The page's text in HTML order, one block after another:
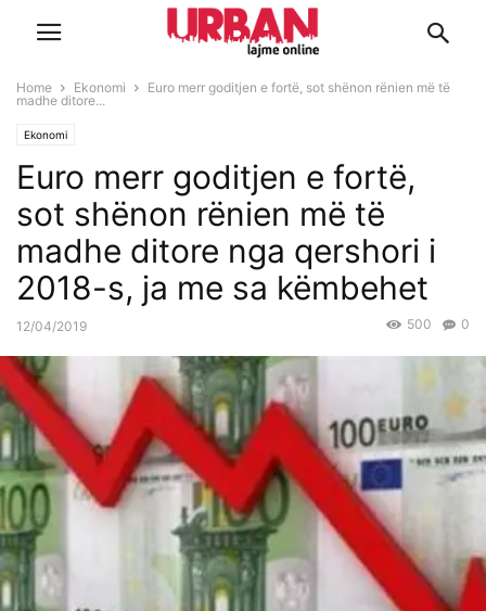
Home Ekonomi
Euro merr goditjen e fortë, sot shënon rënien më të
madhe ditore...
Ekonomi
Euro merr goditjen e fortë,
sot shënon rënien më të
madhe ditore nga qershori i
2018-s, ja me sa këmbehet
12/04/2019 0
500